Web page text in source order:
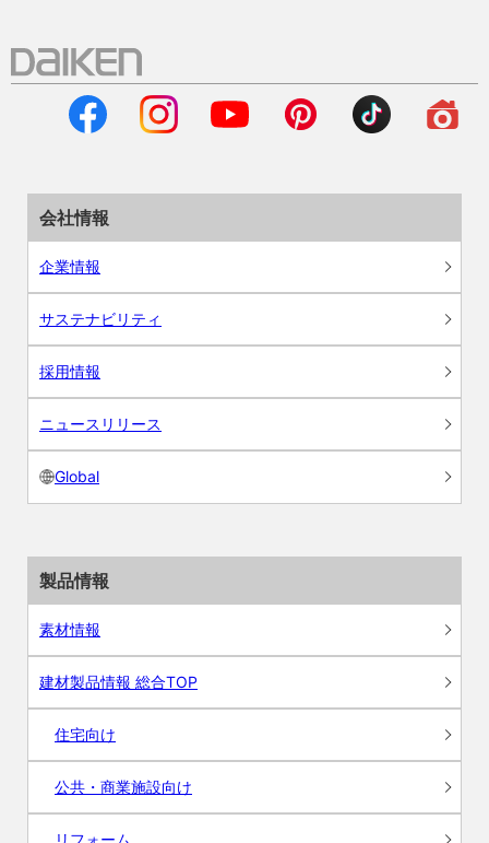
会社情報
企業情報
サステナビリティ
採用情報
ニュースリリース
Global
製品情報
素材情報
建材製品情報 総合TOP
住宅向け
公共・商業施設向け
リフォーム